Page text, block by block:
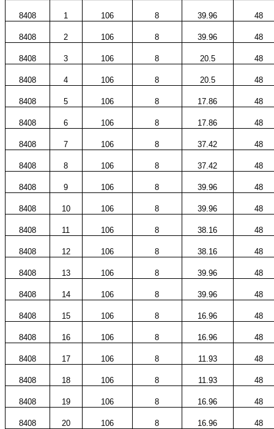
8408 1 106 8 39.96 48
8408 2 106 8 39.96 48
8408 3 106 8 20.5 48
8408 4 106 8 20.5 48
8408 5 106 8 17.86 48
8408 6 106 8 17.86 48
8408 7 106 8 37.42 48
8408 8 106 8 37.42 48
8408 9 106 8 39.96 48
8408 10 106 8 39.96 48
8408 11 106 8 38.16 48
8408 12 106 8 38.16 48
8408 13 106 8 39.96 48
8408 14 106 8 39.96 48
8408 15 106 8 16.96 48
8408 16 106 8 16.96 48
8408 17 106 8 11.93 48
8408 18 106 8 11.93 48
8408 19 106 8 16.96 48
8408 20 106 8 16.96 48